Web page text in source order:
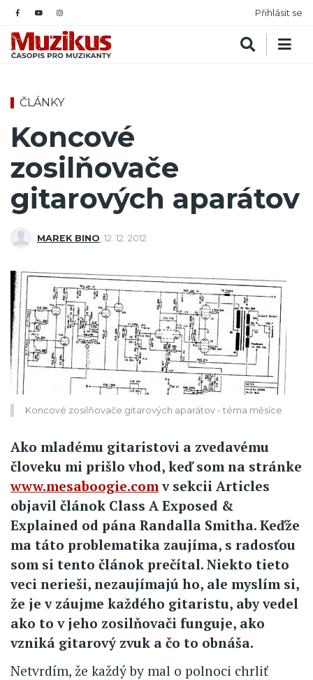
Přihlásit se
ČLÁNKY
Koncové
zosilňovače
gitarových aparátov
MAREK BINO 12. 12. 2012
Koncové zosilňovače gitarových aparátov - téma měsíce
Ako mladému gitaristovi a zvedavému
človeku mi prišlo vhod, keď som na stránke
www.mesaboogie.com v sekcii Articles
objavil článok Class A Exposed &
Explained od pána Randalla Smitha. Keďže
ma táto problematika zaujíma, s radosťou
som si tento článok prečítal. Niekto tieto
veci nerieši, nezaujímajú ho, ale myslím si,
že je v záujme každého gitaristu, aby vedel
ako to v jeho zosilňovači funguje, ako
vzniká gitarový zvuk a čo to obnáša.
Netvrdím, že každý by mal o polnoci chrliť